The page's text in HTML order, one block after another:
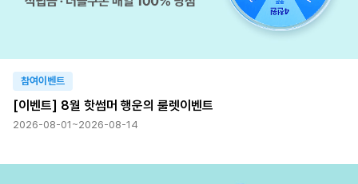
참여이벤트
[이벤트] 8월 핫썸머 행운의 룰렛이벤트
2026-08-01~2026-08-14